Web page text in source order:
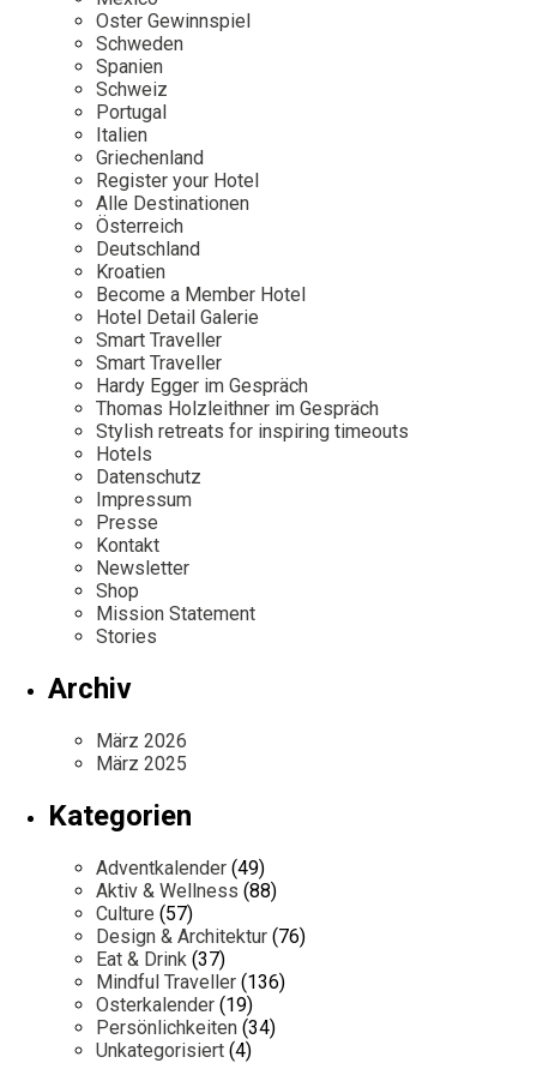
Mexico
Niederlande
Österreich
Portugal
Schweden
Spanien
Schweiz
Persönlichkeiten
Our Story
Career
Kontakt
Impressum
Oster Gewinnspiel
Schweden
Spanien
Schweiz
Portugal
Italien
Griechenland
Register your Hotel
Alle Destinationen
Österreich
Deutschland
Kroatien
Become a Member Hotel
Hotel Detail Galerie
Smart Traveller
Smart Traveller
Hardy Egger im Gespräch
Thomas Holzleithner im Gespräch
Stylish retreats for inspiring timeouts
Hotels
Datenschutz
Impressum
Presse
Kontakt
Newsletter
Shop
Mission Statement
Stories
Archiv
März 2026
März 2025
Kategorien
Adventkalender (49)
Aktiv & Wellness (88)
Culture (57)
Design & Architektur (76)
Eat & Drink (37)
Mindful Traveller (136)
Osterkalender (19)
Persönlichkeiten (34)
Unkategorisiert (4)